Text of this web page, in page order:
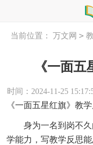
当前位置： 万文网 >
《一面
时间：2024-11-25
《一面五星红旗》教
身为一名到岗不久
学能力，写教学反思